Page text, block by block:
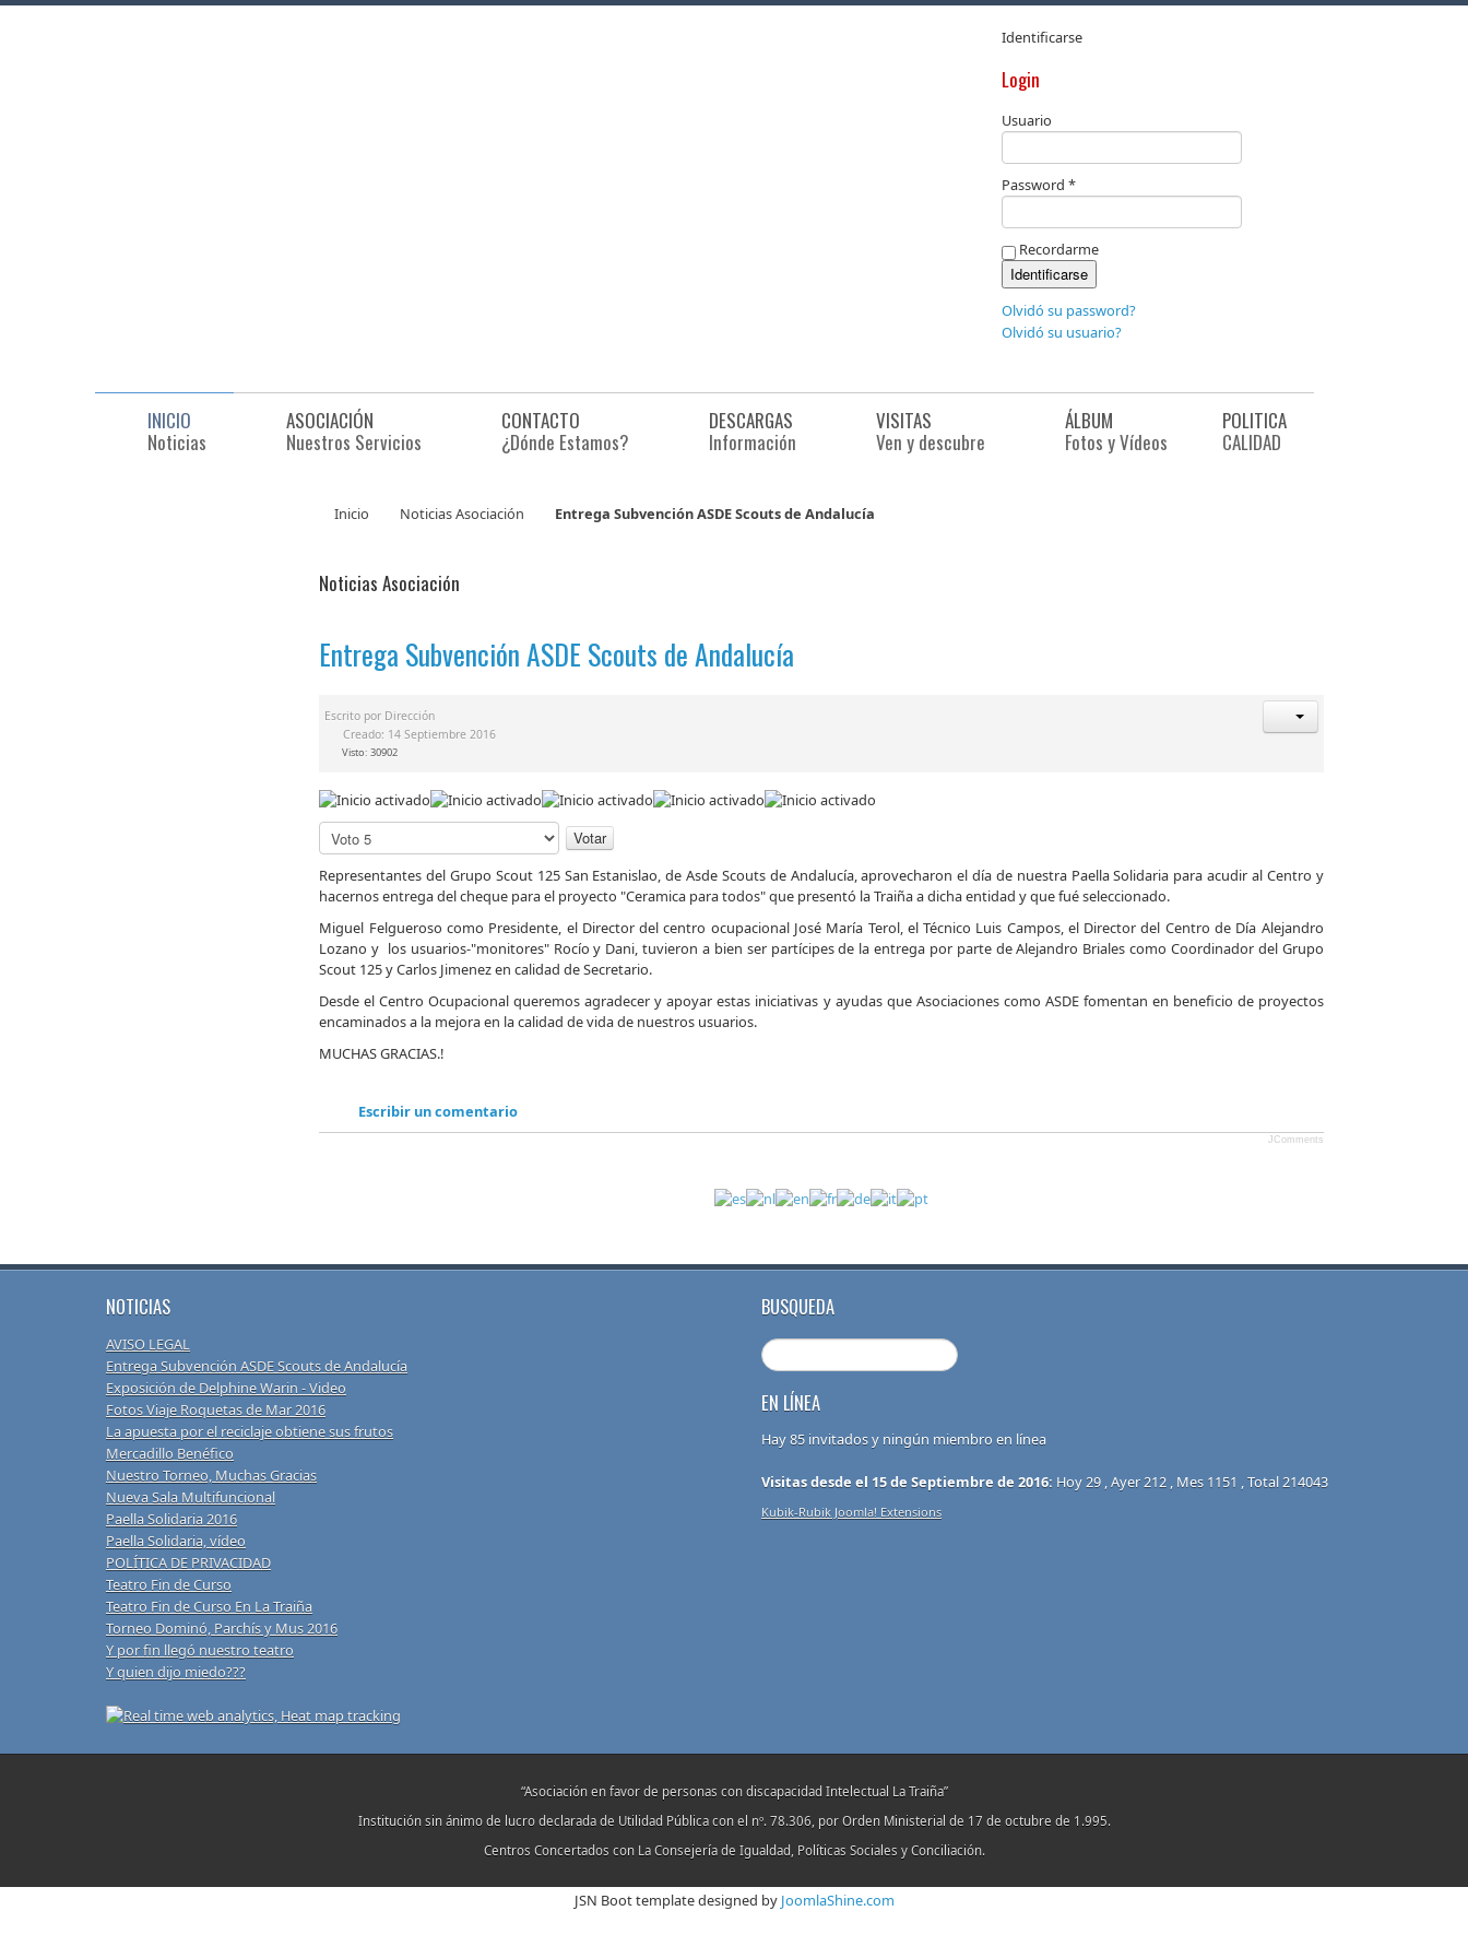
Identificarse
Login
Usuario
Password *
Recordarme
Olvidó su password?
Olvidó su usuario?
INICIO
Noticias
ASOCIACIÓN
Nuestros Servicios
CONTACTO
¿Dónde Estamos?
DESCARGAS
Información
VISITAS
Ven y descubre
ÁLBUM
Fotos y Vídeos
POLITICA
CALIDAD
Inicio Noticias Asociación Entrega Subvención ASDE Scouts de Andalucía
Noticias Asociación
Entrega Subvención ASDE Scouts de Andalucía
Escrito por Dirección
Creado: 14 Septiembre 2016
Visto: 30902
Ratio:5/5
Por
favor,
vote
Representantes del Grupo Scout 125 San Estanislao, de Asde Scouts de Andalucía, aprovecharon el día de nuestra Paella Solidaria para acudir al Centro y
hacernos entrega del cheque para el proyecto "Ceramica para todos" que presentó la Traiña a dicha entidad y que fué seleccionado.
Miguel Felgueroso como Presidente, el Director del centro ocupacional José María Terol, el Técnico Luis Campos, el Director del Centro de Día Alejandro
Lozano y los usuarios-"monitores" Rocío y Dani, tuvieron a bien ser partícipes de la entrega por parte de Alejandro Briales como Coordinador del Grupo
Scout 125 y Carlos Jimenez en calidad de Secretario.
Desde el Centro Ocupacional queremos agradecer y apoyar estas iniciativas y ayudas que Asociaciones como ASDE fomentan en beneficio de proyectos
encaminados a la mejora en la calidad de vida de nuestros usuarios.
MUCHAS GRACIAS.!
Escribir un comentario
JComments
NOTICIAS
AVISO LEGAL
Entrega Subvención ASDE Scouts de Andalucía
Exposición de Delphine Warin - Video
Fotos Viaje Roquetas de Mar 2016
La apuesta por el reciclaje obtiene sus frutos
Mercadillo Benéfico
Nuestro Torneo, Muchas Gracias
Nueva Sala Multifuncional
Paella Solidaria 2016
Paella Solidaria, vídeo
POLÍTICA DE PRIVACIDAD
Teatro Fin de Curso
Teatro Fin de Curso En La Traiña
Torneo Dominó, Parchís y Mus 2016
Y por fin llegó nuestro teatro
Y quien dijo miedo???
BUSQUEDA
EN LÍNEA
Hay 85 invitados y ningún miembro en línea
Visitas desde el 15 de Septiembre de 2016: Hoy 29 , Ayer 212 , Mes 1151 , Total 214043
Kubik-Rubik Joomla! Extensions
“Asociación en favor de personas con discapacidad Intelectual La Traiña”
Institución sin ánimo de lucro declarada de Utilidad Pública con el nº. 78.306, por Orden Ministerial de 17 de octubre de 1.995.
Centros Concertados con La Consejería de Igualdad, Políticas Sociales y Conciliación.
JSN Boot template designed by JoomlaShine.com